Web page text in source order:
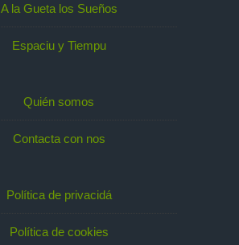
A la Gueta los Sueños
Espaciu y Tiempu
Quién somos
Contacta con nos
Política de privacidá
Política de cookies